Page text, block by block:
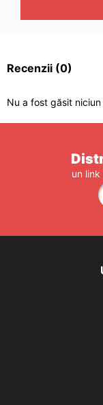
Recenzii (0)
Nu a fost găsit
un